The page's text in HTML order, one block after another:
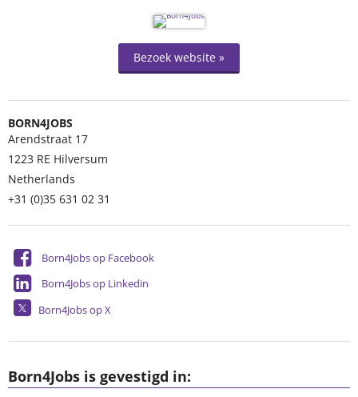
Bezoek website »
BORN4JOBS
Arendstraat 17
1223 RE Hilversum
Netherlands
+31 (0)35 631 02 31
Born4Jobs op Facebook
Born4Jobs op Linkedin
Born4Jobs op X
Born4Jobs is gevestigd in: